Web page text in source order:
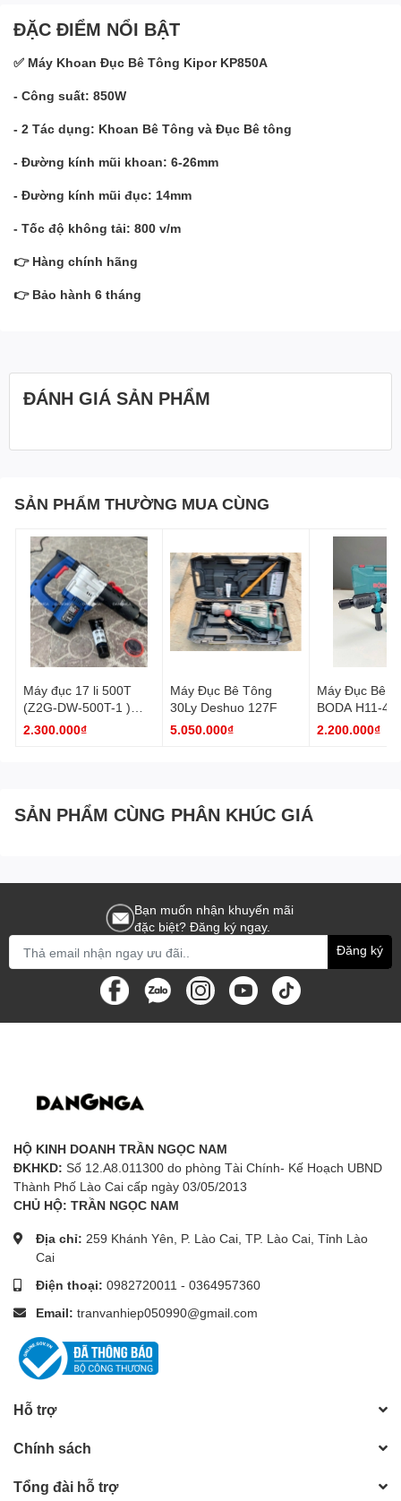
ĐẶC ĐIỂM NỔI BẬT
✅ Máy Khoan Đục Bê Tông Kipor KP850A
- Công suất: 850W
- 2 Tác dụng: Khoan Bê Tông và Đục Bê tông
- Đường kính mũi khoan: 6-26mm
- Đường kính mũi đục: 14mm
- Tốc độ không tải: 800 v/m
👉 Hàng chính hãng
👉 Bảo hành 6 tháng
ĐÁNH GIÁ SẢN PHẨM
SẢN PHẨM THƯỜNG MUA CÙNG
Máy đục 17 li 500T
(Z2G-DW-500T-1 )
giảm giá đã tét
2.300.000₫
Máy Đục Bê Tông
30Ly Deshuo 127F
5.050.000₫
Máy Đục Bê
BODA H11-40
2.200.000₫
SẢN PHẨM CÙNG PHÂN KHÚC GIÁ
Bạn muốn nhận khuyến mãi
đặc biệt? Đăng ký ngay.
Đăng ký
HỘ KINH DOANH TRẦN NGỌC NAM
ĐKHKD: Số 12.A8.011300 do phòng Tài Chính- Kế Hoạch UBND
Thành Phố Lào Cai cấp ngày 03/05/2013
CHỦ HỘ: TRẦN NGỌC NAM
Địa chỉ: 259 Khánh Yên, P. Lào Cai, TP. Lào Cai, Tỉnh Lào
Cai
Điện thoại: 0982720011 - 0364957360
Email: tranvanhiep050990@gmail.com
Hỗ trợ
Chính sách
Tổng đài hỗ trợ